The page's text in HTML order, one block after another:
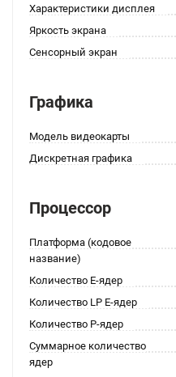
Характеристики дисплея
Яркость экрана
Сенсорный экран
Графика
Модель видеокарты
Дискретная графика
Процессор
Платформа (кодовое
название)
Количество E-ядер
Количество LP E-ядер
Количество P-ядер
Суммарное количество
ядер